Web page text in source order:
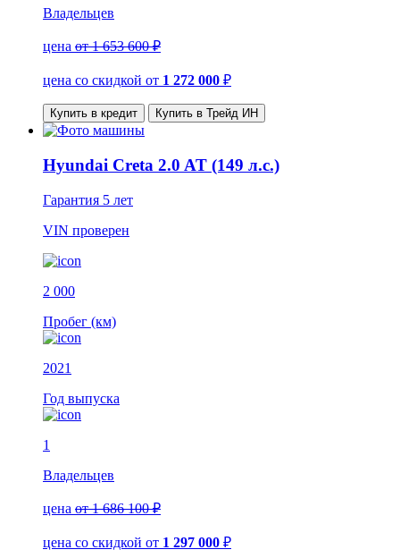
Владельцев
цена от 1 653 600 ₽
цена со скидкой от 1 272 000 ₽
Купить в кредит Купить в Трейд ИН
Hyundai Creta 2.0 AT (149 л.с.)
Гарантия 5 лет
VIN проверен
2 000
Пробег (км)
2021
Год выпуска
1
Владельцев
цена от 1 686 100 ₽
цена со скидкой от 1 297 000 ₽